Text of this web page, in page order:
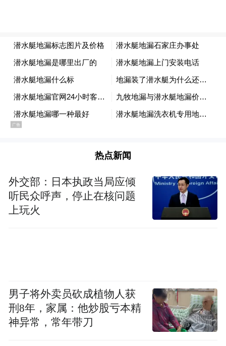
林海双表示，公司目前以内销和东南亚市场
为主，北半球市场一直没有合适的渠道。“这
次来，就是希望借助‘广货行天下’平台，打通
俄罗斯及欧洲市场的销售渠道。”
中山市企业借助展会平台积极拓展国际市
链上的竞争力。在政府持续优化营商环境的
支撑下，越来越多的中山企业正稳健“出
海”，将优质产品推向全球。
热点新闻
外交部：日本执政当局应倾
听民众呼声，停止在核问题
上玩火
男子将外卖员砍成植物人获
刑8年，家属：他炒股亏本精
神异常，常年带刀